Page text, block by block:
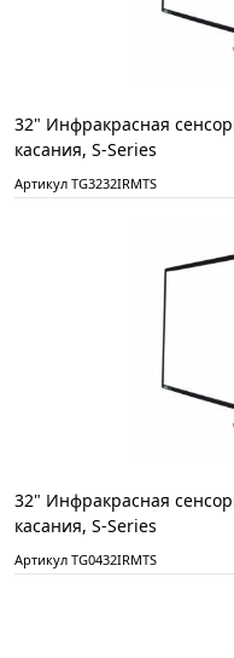
32" Инфракрасная
касания, S-Series
Артикул TG3232IRMTS
32" Инфракрасная
касания, S-Series
Артикул TG0432IRMTS